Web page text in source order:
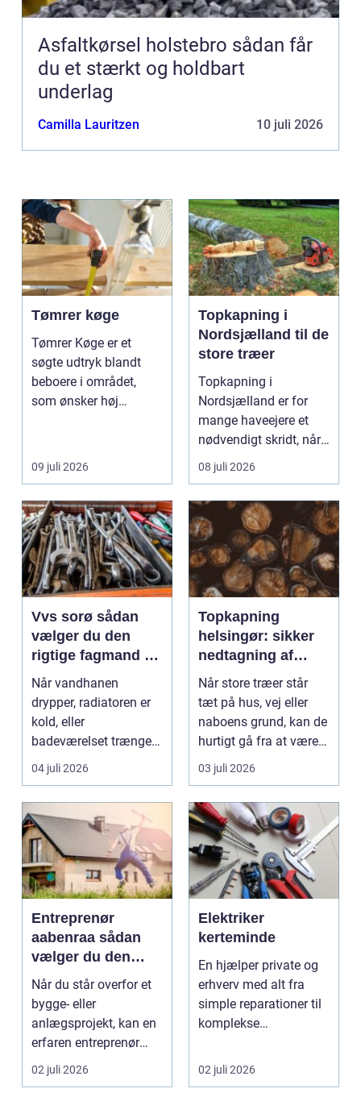
Asfaltkørsel holstebro sådan får
du et stærkt og holdbart
underlag
Camilla Lauritzen 10 juli 2026
Tømrer køge
Tømrer Køge er et
søgte udtryk blandt
beboere i området,
som ønsker høj
09 juli 2026
Topkapning i
Nordsjælland til de
store træer
Topkapning i
Nordsjælland er for
mange haveejere et
nødvendigt skridt, når
store ...
08 juli 2026
Vvs sorø sådan
vælger du den
rigtige fagmand til
vand, varme og
energi
Når vandhanen
drypper, radiatoren er
kold, eller
badeværelset trænger
til en gennemgribende
renoveri...
04 juli 2026
Topkapning
helsingør: sikker
nedtagning af
store og
besværlige træer
Når store træer står
tæt på hus, vej eller
naboens grund, kan de
hurtigt gå fra at være
smukke til a...
03 juli 2026
Entreprenør
aabenraa sådan
vælger du den
rette til dit projekt
Når du står overfor et
bygge- eller
anlægsprojekt, kan en
erfaren entreprenør
Aabenraa være
forskell...
02 juli 2026
Elektriker
kerteminde
En hjælper private og
erhverv med alt fra
simple reparationer til
komplekse
02 juli 2026